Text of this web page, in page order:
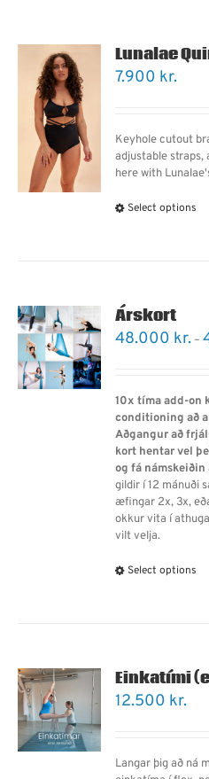
Lunalae
7.900 kr.
Keyhole cutout
adjustable straps,
here with
Select options
Árskort
48.000 kr.–
10x tíma add-on
conditioning að
Aðgangur að
kort hentar vel
og fá
gildir í 12 mánuði
æfingar 2x, 3x,
okkur vita í
vilt velja.
Select options
Einkatími
12.500 kr.
Langar þig að ná